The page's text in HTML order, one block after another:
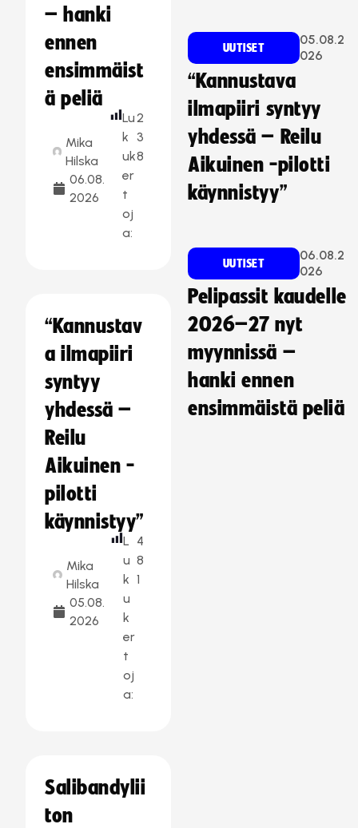
– hanki
ennen
ensimmäist
ä peliä
Mika
Hilska
06.08.
2026
Lu
k
uk
er
t
oj
a:
2
3
8
“Kannustav
a ilmapiiri
syntyy
yhdessä –
Reilu
Aikuinen -
pilotti
käynnistyy”
Mika
Hilska
05.08.
2026
L
u
k
u
k
er
t
oj
a:
4
8
1
Salibandylii
ton
UUTISET
05.08.2
026
“Kannustava
ilmapiiri syntyy
yhdessä – Reilu
Aikuinen -pilotti
käynnistyy”
UUTISET
06.08.2
026
Pelipassit kaudelle
2026–27 nyt
myynnissä –
hanki ennen
ensimmäistä peliä